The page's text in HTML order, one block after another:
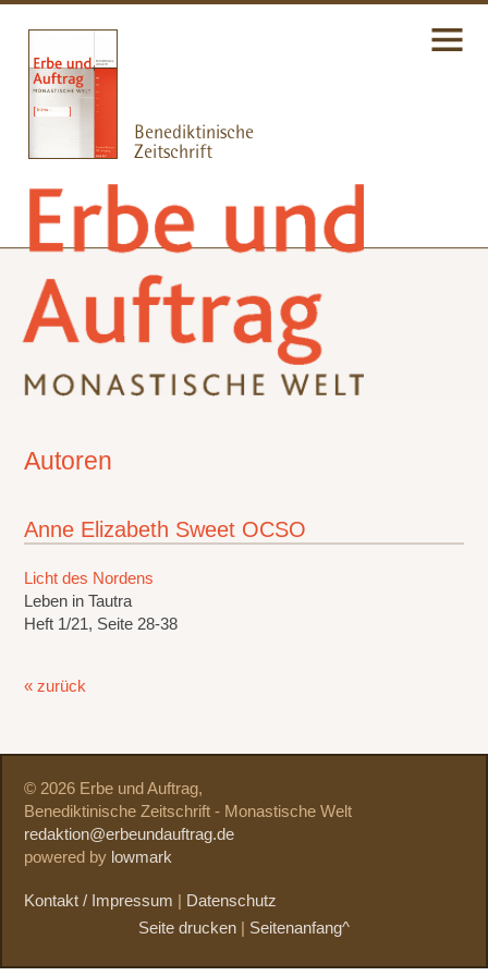
Autoren
Anne Elizabeth Sweet OCSO
Licht des Nordens
Leben in Tautra
Heft 1/21, Seite 28-38
« zurück
© 2026 Erbe und Auftrag,
Benediktinische Zeitschrift - Monastische Welt
redaktion@erbeundauftrag.de
powered by lowmark
Kontakt / Impressum
Datenschutz
Seite drucken
Seitenanfang^